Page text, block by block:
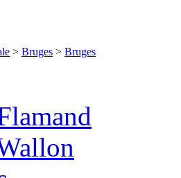
> Bruges > Bruges